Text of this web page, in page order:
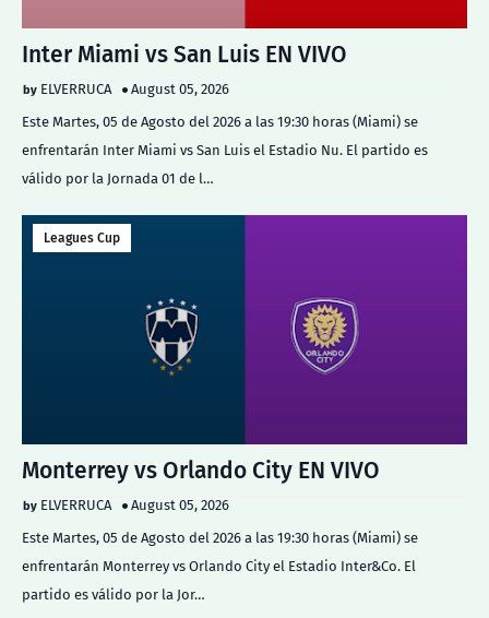
Inter Miami vs San Luis EN VIVO
ELVERRUCA
August 05, 2026
Este Martes, 05 de Agosto del 2026 a las 19:30 horas (Miami) se
enfrentarán Inter Miami vs San Luis el Estadio Nu. El partido es
válido por la Jornada 01 de l…
Leagues Cup
Monterrey vs Orlando City EN VIVO
ELVERRUCA
August 05, 2026
Este Martes, 05 de Agosto del 2026 a las 19:30 horas (Miami) se
enfrentarán Monterrey vs Orlando City el Estadio Inter&Co. El
partido es válido por la Jor…